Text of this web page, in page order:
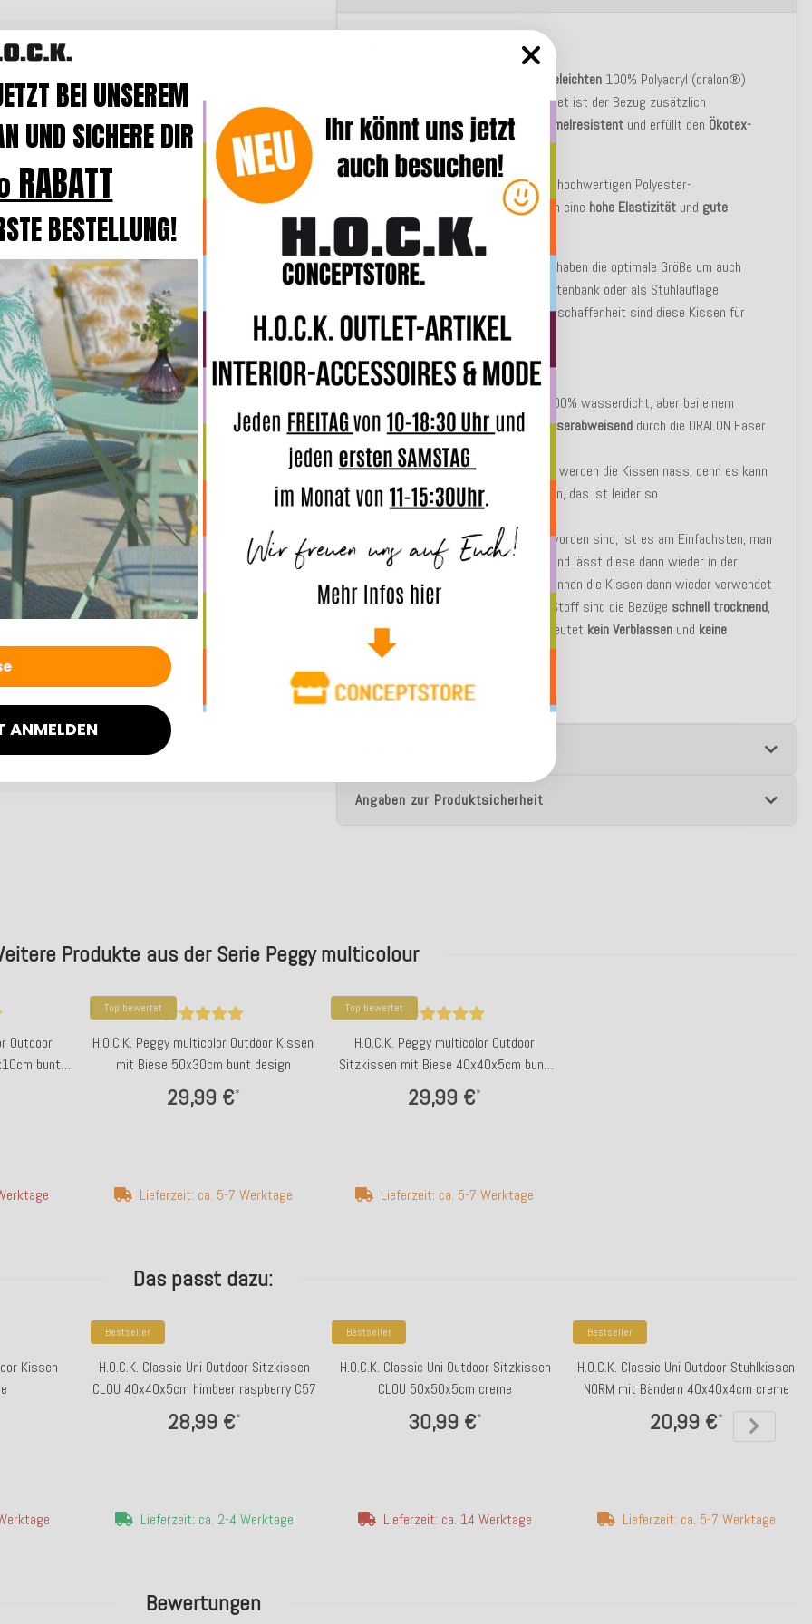
pflegeleichten 100% Polyacryl (dralon®)
ausgerüstet ist der Bezug zusätzlich
wasserabweisend, lichtecht, schimmelresistent und erfüllt den Ökotex-
Die Kissenfüllung besteht aus einer hochwertigen Polyester-
Hochbauschvliesfaser, die sich durch eine hohe Elastizität und gute
Rückstellwerte
auszeichnet.
Die Kissen sind
und haben die optimale Größe um auch
flexibel als Bodenkissen, auf der Gartenbank oder als Stuhlauflage
eingesetzt zu werden. Durch Ihre Beschaffenheit sind diese Kissen für
IndoorundOutdoor geeignet.
ANMERKUNG:
Unsere Outdoor Kissen sind nicht 100% wasserdicht, aber bei einem
leichten Regenschauer sind sie
wasserabweisend durch die DRALON Faser
und den Teflon - Schutz!
Bei Dauerregen oder starkem Regen werden die Kissen nass, denn es kann
auch Wasser durch die Nähte dringen, das ist leider so.
TIPP: wenn die Kissen mal nass geworden sind, ist es am Einfachsten, man
trennt den Bezug vom Innenkissen und lässt diese dann wieder in der
Sonne trocknen, nach einiger Zeit können die Kissen dann wieder verwendet
werden, durch den Dralon-Polyacryl Stoff sind die Bezüge schnell trocknend,
lichtecht
, das bedeutet kein Verblassen und keine
Schimmelbildung
Angaben zur Produktsicherheit
Bewertungen
Produkte aus der Serie Peggy multicolour
Outdoor
bunt
Top bewertet
H.O.C.K. Peggy multicolor Outdoor Kissen
mit Biese 50x30cm bunt design
29,99 €*
Lieferzeit: ca. 5-7 Werktage
Top bewertet
H.O.C.K. Peggy multicolor Outdoor
Sitzkissen mit Biese 40x40x5cm bunt
design
29,99 €*
Lieferzeit: ca. 5-7 Werktage
Das passt dazu:
Kissen
Bestseller
H.O.C.K. Classic Uni Outdoor Sitzkissen
CLOU 40x40x5cm himbeer raspberry C57
28,99 €*
Lieferzeit: ca. 2-4 Werktage
Bestseller
H.O.C.K. Classic Uni Outdoor Sitzkissen
CLOU 50x50x5cm creme
30,99 €*
Lieferzeit: ca. 14 Werktage
Bestseller
H.O.C.K. Classic Uni Outdoor Stuhlkissen
NORM mit Bändern 40x40x4cm creme
20,99 €*
Lieferzeit: ca. 5-7 Werktage
BEI UNSEREM
UND SICHERE DIR
BESTELLUNG!
ANMELDEN